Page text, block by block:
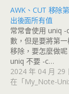
AWK、CUT 移除
出後面所有值
常常會使用 uniq -
數，但是要將第
移除，要怎麼做呢
uniq 不要 -c…
2024 年 04 月 29
在「My_Note-